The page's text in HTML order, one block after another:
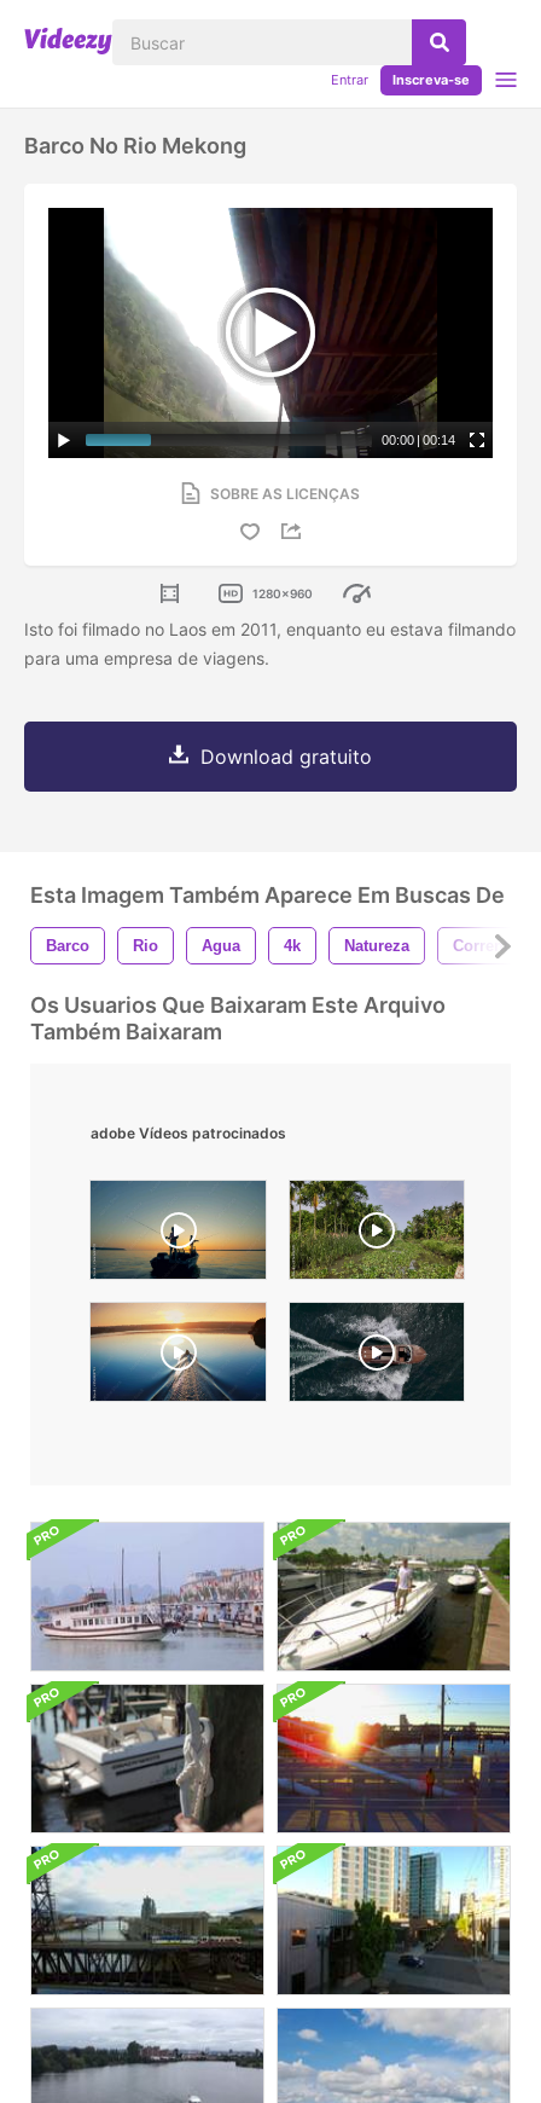
Entrar Inscreva-se
Barco No Rio Mekong
00:00 | 00:14
SOBRE AS LICENÇAS
1280x960
Isto foi filmado no Laos em 2011, enquanto eu estava filmando
para uma empresa de viagens.
Download gratuito
Esta Imagem Também Aparece Em Buscas De
Barco Rio Agua 4k Natureza Corrente
Os Usuarios Que Baixaram Este Arquivo
Também Baixaram
adobe Vídeos patrocinados